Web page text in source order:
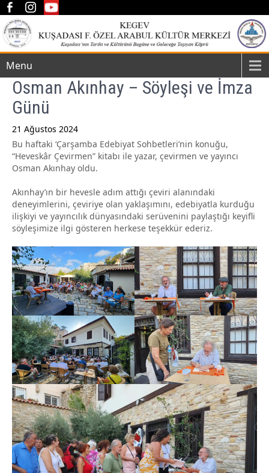
Menu
Osman Akınhay – Söyleşi ve İmza
Günü
21 Ağustos 2024
Bu haftaki ‘Çarşamba Edebiyat Sohbetleri’nin konuğu,
“Heveskâr Çevirmen” kitabı ile yazar, çevirmen ve yayıncı
Osman Akınhay oldu.
Akınhay’ın bir hevesle adım attığı çeviri alanındaki
deneyimlerini, çeviriye olan yaklaşımını, edebiyatla kurduğu
ilişkiyi ve yayıncılık dünyasındaki serüvenini paylaştığı keyifli
söyleşimize ilgi gösteren herkese teşekkür ederiz.
Post
navigation